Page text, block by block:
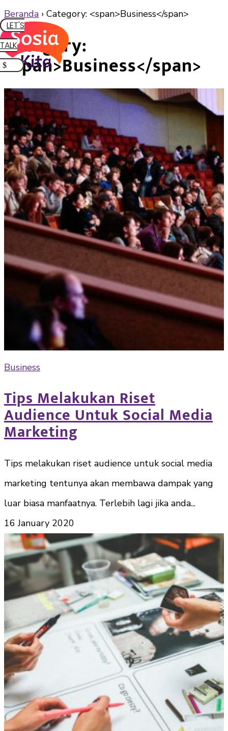
LET'S
TALK
Beranda › Category: <span>Business</span>
Category:
<span>Business</span>
Business
Tips Melakukan Riset
Audience Untuk Social Media
Marketing
Tips melakukan riset audience untuk social media
marketing tentunya akan membawa dampak yang
luar biasa manfaatnya. Terlebih lagi jika anda...
16 January 2020